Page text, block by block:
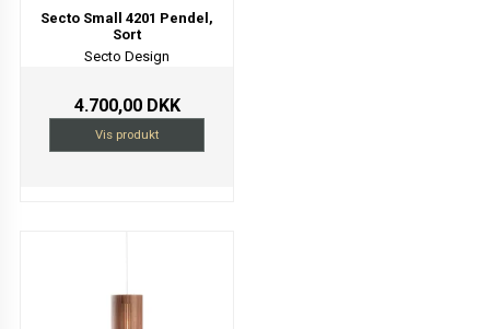
Secto Small 4201 Pendel,
Sort
Secto Design
4.700,00 DKK
Vis produkt